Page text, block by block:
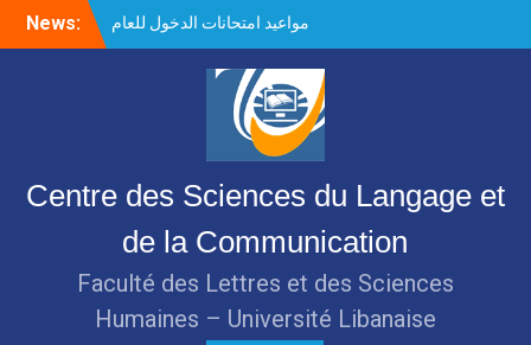
SkipNews:
مواعيد امتحانات الدخول للعام
الدراسي 2021-2022
مباراة الدخول للعام الجامعي
(16 April to 21 May 2021)
Digital English Lab 2021
والتواصل يتأهل إلى التصفيات
2021)
Séminaire/webinaire de
l’Institut français du
Proche-Orient (DEAMM) –
Centre des Sciences du Langage et
de la Communication
Faculté des Lettres et des Sciences
Humaines – Université Libanaise